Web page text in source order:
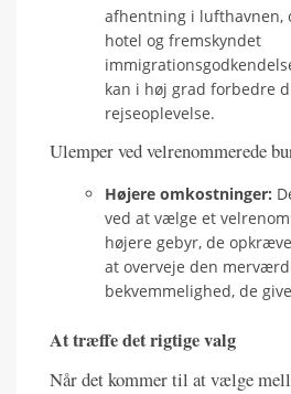
afhentning i lufthavnen,
hotel og fremskyndet
kan i høj grad forbedre
rejseoplevelse.
Ulemper ved velrenommerede
Højere omkostninger:
ved at vælge et
højere gebyr, de
at overveje den
bekvemmelighed, de
At træffe det rigtige valg
Når det kommer til at vælge